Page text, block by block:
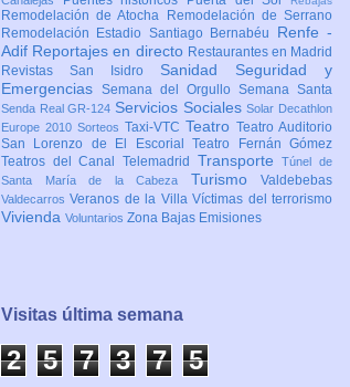
Remodelación de Atocha
Remodelación de Serrano
Remodelación Estadio Santiago Bernabéu Renfe -
Adif Reportajes en directo Restaurantes en Madrid
Revistas San Isidro Sanidad Seguridad y
Emergencias Semana del Orgullo Semana Santa
Senda Real GR-124 Servicios SocialesSolar Decathlon
Europe 2010 Sorteos Taxi-VTC Teatro Teatro Auditorio
San Lorenzo de El EscorialTeatro Fernán Gómez
Teatros del Canal Telemadrid TransporteTúnel de
Santa María de la Cabeza Turismo Valdebebas
ValdecarrosVeranos de la VillaVíctimas del terrorismo
Vivienda Voluntarios Zona Bajas Emisiones
Visitas última semana
2 5 7 3 7 6